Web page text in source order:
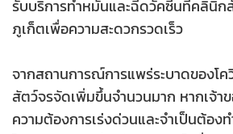
หากคุณประสบเหตุพบเห็นสัตว์ที่เจ็บป่
พวกเขากำลังตกอยู่ในอันตราย นอกเ
ช่วยเหลือฉุกเฉินทันที กรุณาติดต่อ
หน้าที่จะสามารถให้คำแนะนำและคำป
พยาบาลในพื้นที่กรุงเทพฯ แต่หากคุณ
หมายเลขโทรศัพท์ 061 172 1106 หรื
ถ่าย รายละเอียดพิกัดที่อยู่ของสัตว์ แ
ติดต่อของคุณ) ไปที่
รับบริการทำหมันและฉีดวัคซีนที่คลินิ
ภูเก็ตเพื่อความสะดวกรวดเร็ว
จากสถานการณ์การแพร่ระบาดของโค
สัตว์จรจัดเพิ่มขึ้นจำนวนมาก หากเจ้า
ความต้องการเร่งด่วนและจำเป็นต้อง